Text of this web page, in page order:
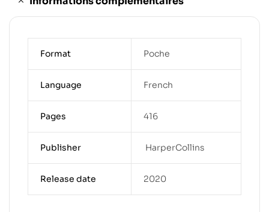
Format Poche
Language French
Pages 416
Publisher ‎ HarperCollins
Release date 2020